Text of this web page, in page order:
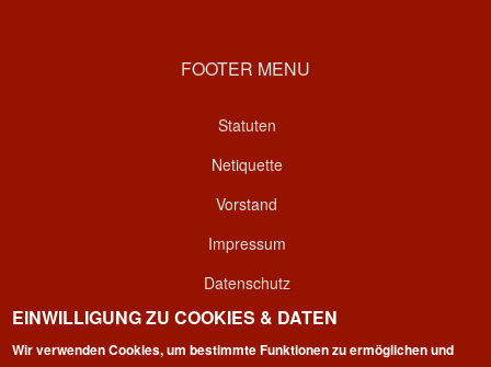
FOOTER MENU
Statuten
Netiquette
Vorstand
Impressum
Datenschutz
Kontakt
Login
EINWILLIGUNG ZU COOKIES & DATEN
Wir verwenden Cookies, um bestimmte Funktionen zu ermöglichen und